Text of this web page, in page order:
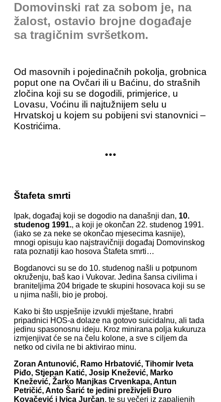
Domovinski rat za sobom je, na
žalost, ostavio brojne događaje
sa tragičnim svršetkom.
Od masovnih i pojedinačnih pokolja, grobnica
poput one na Ovčari ili u Baćinu, do strašnih
zločina koji su se dogodili, primjerice, u
Lovasu, Voćinu ili najtužnijem selu u
Hrvatskoj u kojem su pobijeni svi stanovnici –
Kostrićima.
...
Štafeta smrti
Ipak, događaj koji se dogodio na današnji dan, 10.
studenog 1991., a koji je okončan 22. studenog 1991.
(iako se za neke se okončao mjesecima kasnije),
mnogi opisuju kao najstravičniji događaj Domovinskog
rata poznatiji kao hosova Štafeta smrti…
Bogdanovci su se do 10. studenog našli u potpunom
okruženju, baš kao i Vukovar. Jedina šansa civilima i
braniteljima 204 brigade te skupini hosovaca koji su se
u njima našli, bio je proboj.
Kako bi što uspješnije izvukli mještane, hrabri
pripadnici HOS-a dolaze na gotovo suicidalnu, ali tada
jedinu spasonosnu ideju. Kroz minirana polja kukuruza
izmjenjivat će se na čelu kolone, a sve s ciljem da
netko od civila ne bi aktivirao minu.
Zoran Antunović, Ramo Hrbatović, Tihomir Iveta
Piđo, Stjepan Katić, Josip Knežević, Marko
Knežević, Žarko Manjkas Crvenkapa, Antun
Petričić, Anto Šarić te jedini preživjeli Đuro
Kovačević i Ivica Jurčan, te su večeri iz zapaljenih